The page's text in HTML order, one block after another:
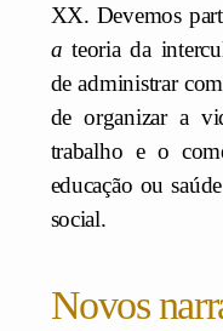
XX. Devemos
ateoria da
de administrar
de organizar a
trabalho e o
educação ou
social.
Novos